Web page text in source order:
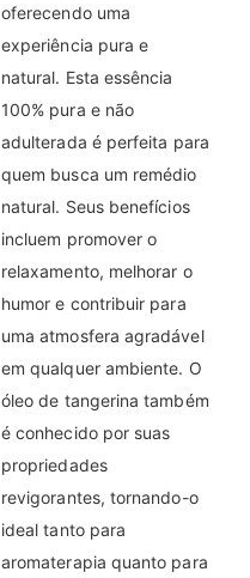
oferecendo uma
experiência pura e
natural. Esta essência
100% pura e não
adulterada é perfeita para
quem busca um remédio
natural. Seus benefícios
incluem promover o
relaxamento, melhorar o
humor e contribuir para
uma atmosfera agradável
em qualquer ambiente. O
óleo de tangerina também
é conhecido por suas
propriedades
revigorantes, tornando-o
ideal tanto para
aromaterapia quanto para